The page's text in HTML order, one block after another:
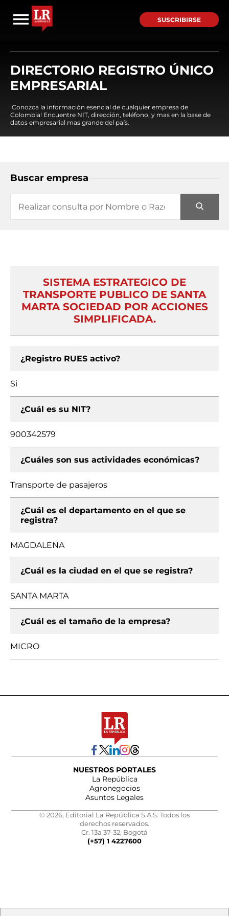
SUSCRIBIRSE
DIRECTORIO REGISTRO ÚNICO
EMPRESARIAL
¡Conozca la información esencial de cualquier empresa de
Colombia! Encuentre NIT, dirección, teléfono, y mas en la base de
datos empresarial mas grande del país.
Buscar empresa
SISTEMA ESTRATEGICO DE
TRANSPORTE PUBLICO DE SANTA
MARTA SOCIEDAD POR ACCIONES
SIMPLIFICADA.
¿Registro RUES activo?
Si
¿Cuál es su NIT?
900342579
¿Cuáles son sus actividades económicas?
Transporte de pasajeros
¿Cuál es el departamento en el que se
registra?
MAGDALENA
¿Cuál es la ciudad en el que se registra?
SANTA MARTA
¿Cuál es el tamaño de la empresa?
MICRO
NUESTROS PORTALES
La República
Agronegocios
Asuntos Legales
© 2026, Editorial La República S.A.S. Todos los
derechos reservados.
Cr. 13a 37-32, Bogotá
(+57) 1 4227600